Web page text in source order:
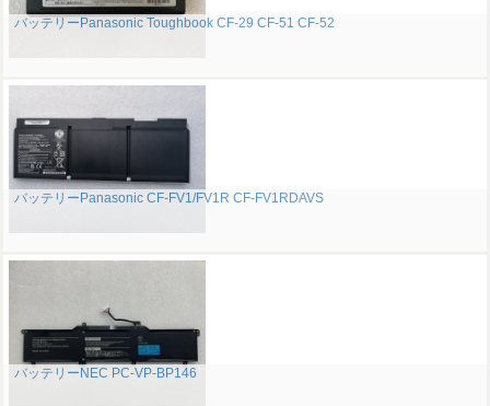
バッテリーPanasonic Toughbook CF-29 CF-51 CF-52
バッテリーPanasonic CF-FV1/FV1R CF-FV1RDAVS
バッテリーNEC PC-VP-BP146